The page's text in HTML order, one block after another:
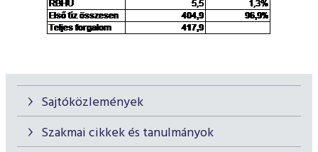
Sajtóközlemények
Szakmai cikkek és tanulmányok